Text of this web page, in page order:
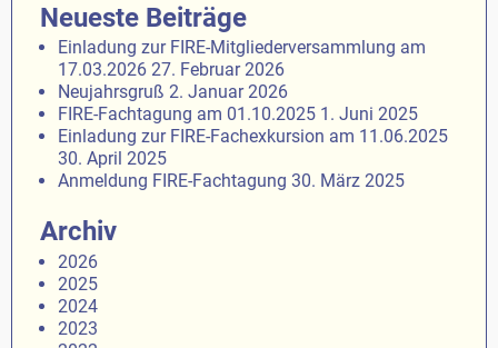
Neueste Beiträge
Einladung zur FIRE-Mitgliederversammlung am
17.03.2026 27. Februar 2026
Neujahrsgruß 2. Januar 2026
FIRE-Fachtagung am 01.10.2025 1. Juni 2025
Einladung zur FIRE-Fachexkursion am 11.06.2025
30. April 2025
Anmeldung FIRE-Fachtagung 30. März 2025
Archiv
2026
2025
2024
2023